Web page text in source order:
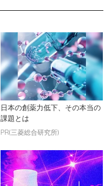
日本の創薬力低下、その本当の
課題とは
PR(三菱総合研究所)